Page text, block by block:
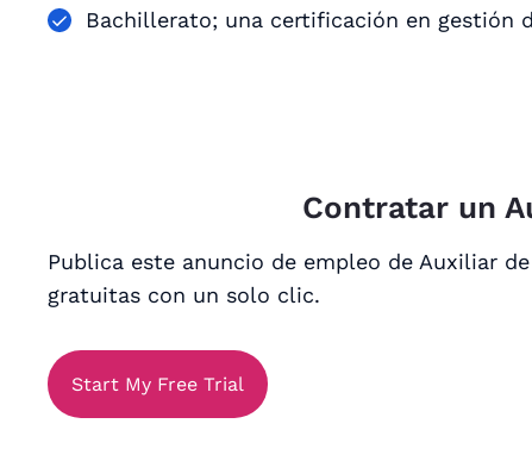
Bachillerato; una certificación en gestión
Contratar un
Publica este anuncio de empleo de Auxiliar
gratuitas con un solo clic.
Start My Free Trial